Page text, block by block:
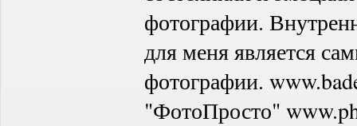
фотографии.
для меня является
фотографии.
"ФотоПросто"